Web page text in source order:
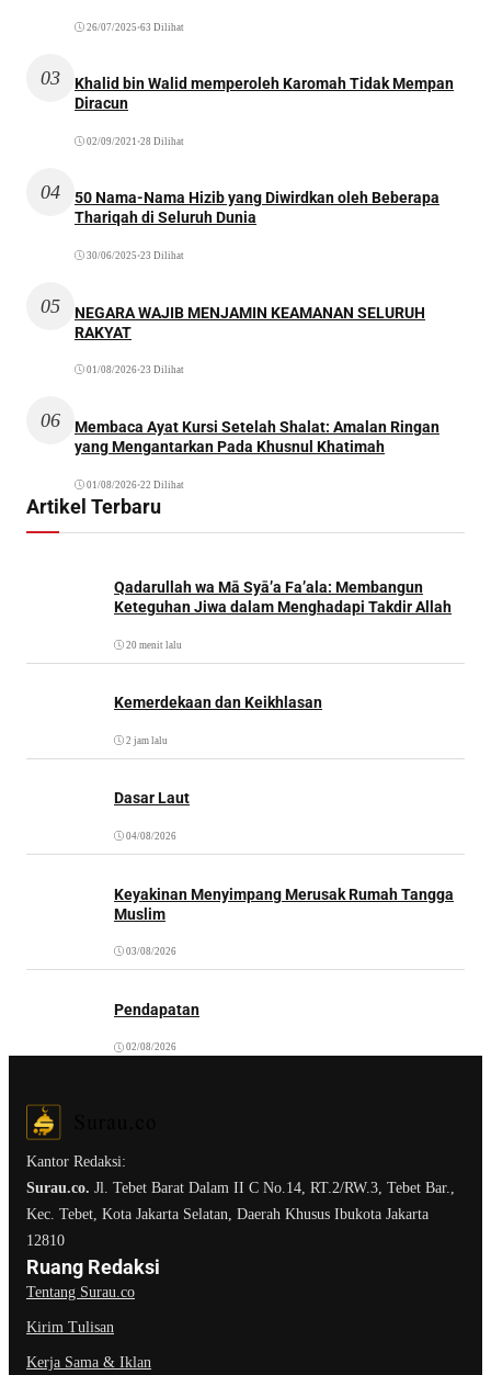
26/07/2025 •63 Dilihat
03
Khalid bin Walid memperoleh Karomah Tidak Mempan
Diracun
02/09/2021 •28 Dilihat
04
50 Nama-Nama Hizib yang Diwirdkan oleh Beberapa
Thariqah di Seluruh Dunia
30/06/2025 •23 Dilihat
05
NEGARA WAJIB MENJAMIN KEAMANAN SELURUH
RAKYAT
01/08/2026•23 Dilihat
06
Membaca Ayat Kursi Setelah Shalat: Amalan Ringan
yang Mengantarkan Pada Khusnul Khatimah
01/08/2026•22 Dilihat
Artikel Terbaru
Qadarullah wa Mā Syā’a Fa’ala: Membangun
Keteguhan Jiwa dalam Menghadapi Takdir Allah
20 menit lalu
Kemerdekaan dan Keikhlasan
2 jam lalu
Dasar Laut
04/08/2026
Keyakinan Menyimpang Merusak Rumah Tangga
Muslim
03/08/2026
Pendapatan
02/08/2026
Kantor Redaksi:
Surau.co. Jl. Tebet Barat Dalam II C No.14, RT.2/RW.3, Tebet Bar.,
Kec. Tebet, Kota Jakarta Selatan, Daerah Khusus Ibukota Jakarta
12810
Ruang Redaksi
Tentang Surau.co
Kirim Tulisan
Kerja Sama & Iklan